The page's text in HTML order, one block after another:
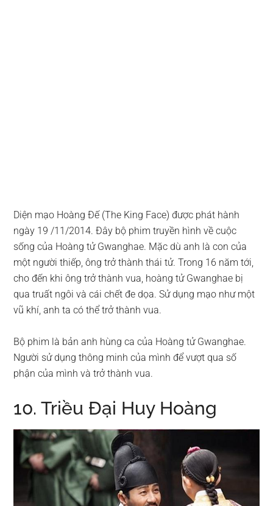
Diện mạo Hoàng Đế (The King Face) được phát hành
ngày 19 /11/2014. Đây bộ phim truyền hình về cuộc
sống của Hoàng tử Gwanghae. Mặc dù anh là con của
một người thiếp, ông trở thành thái tử. Trong 16 năm tới,
cho đến khi ông trở thành vua, hoàng tử Gwanghae bị
qua truất ngôi và cái chết đe dọa. Sử dụng mạo như một
vũ khí, anh ta có thể trở thành vua.
Bộ phim là bản anh hùng ca của Hoàng tử Gwanghae.
Người sử dụng thông minh của mình để vượt qua số
phận của mình và trở thành vua.
10. Triều Đại Huy Hoàng